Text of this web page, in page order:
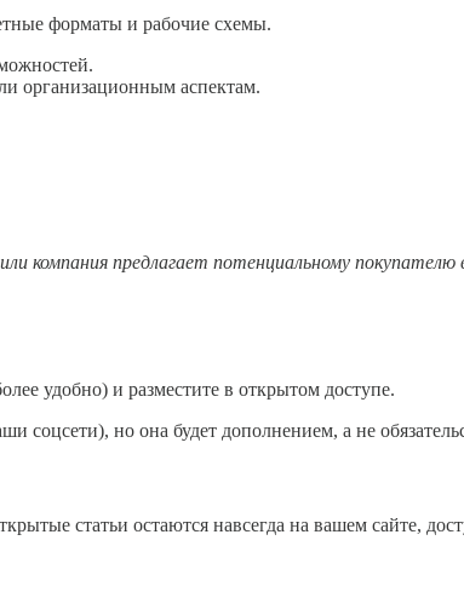
форматы и рабочие схемы.
организационным аспектам.
компания предлагает потенциальному покупателю
удобно) и разместите в открытом доступе.
соцсети), но она будет дополнением, а не
статьи остаются навсегда на вашем сайте,